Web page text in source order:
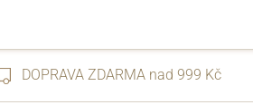
DOPRAVA ZDARMA nad 999 Kč